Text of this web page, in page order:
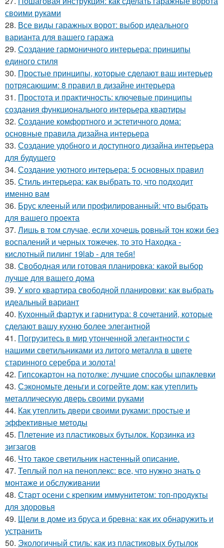
своими руками
28. Все виды гаражных ворот: выбор идеального
варианта для вашего гаража
29. Создание гармоничного интерьера: принципы
единого стиля
30. Простые принципы, которые сделают ваш интерьер
потрясающим: 8 правил в дизайне интерьера
31. Простота и практичность: ключевые принципы
создания функционального интерьера квартиры
32. Создание комфортного и эстетичного дома:
основные правила дизайна интерьера
33. Создание удобного и доступного дизайна интерьера
для будущего
34. Создание уютного интерьера: 5 основных правил
35. Стиль интерьера: как выбрать то, что подходит
именно вам
36. Брус клееный или профилированный: что выбрать
для вашего проекта
37. Лишь в том случае, если хочешь ровный тон кожи без
воспалений и черных тожечек, то это Находка -
кислотный пилинг 19lab - для тебя!
38. Свободная или готовая планировка: какой выбор
лучше для вашего дома
39. У кого квартира свободной планировки: как выбрать
идеальный вариант
40. Кухонный фартук и гарнитура: 8 сочетаний, которые
сделают вашу кухню более элегантной
41. Погрузитесь в мир утонченной элегантности с
нашими светильниками из литого металла в цвете
старинного серебра и золота!
42. Гипсокартон на потолке: лучшие способы шпаклевки
43. Сэкономьте деньги и согрейте дом: как утеплить
металлическую дверь своими руками
44. Как утеплить двери своими руками: простые и
эффективные методы
45. Плетение из пластиковых бутылок. Корзинка из
зигзагов
46. Что такое светильник настенный описание.
47. Теплый пол на пеноплекс: все, что нужно знать о
монтаже и обслуживании
48. Старт осени с крепким иммунитетом: топ-продукты
для здоровья
49. Щели в доме из бруса и бревна: как их обнаружить и
устранить
50. Экологичный стиль: как из пластиковых бутылок